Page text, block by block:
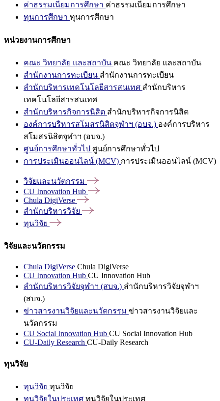
ค่าธรรมเนียมการศึกษา ค่าธรรมเนียมการศึกษา
ทุนการศึกษา ทุนการศึกษา
หน่วยงานการศึกษา
คณะ วิทยาลัย และสถาบัน คณะ วิทยาลัย และสถาบัน
สำนักงานการทะเบียน สำนักงานการทะเบียน
สำนักบริหารเทคโนโลยีสารสนเทศ สำนักบริหาร
เทคโนโลยีสารสนเทศ
สำนักบริหารกิจการนิสิต สำนักบริหารกิจการนิสิต
องค์การบริหารสโมสรนิสิตจุฬาฯ (อบจ.) องค์การบริหาร
สโมสรนิสิตจุฬาฯ (อบจ.)
ศูนย์การศึกษาทั่วไป ศูนย์การศึกษาทั่วไป
การประเมินออนไลน์ (MCV) การประเมินออนไลน์ (MCV)
วิจัยและนวัตกรรม
CU Innovation Hub
Chula DigiVerse
สำนักบริหารวิจัย
ทุนวิจัย
วิจัยและนวัตกรรม
Chula DigiVerse Chula DigiVerse
CU Innovation Hub CU Innovation Hub
สำนักบริหารวิจัยจุฬาฯ (สบจ.) สำนักบริหารวิจัยจุฬาฯ
(สบจ.)
ข่าวสารงานวิจัยและนวัตกรรม ข่าวสารงานวิจัยและ
นวัตกรรม
CU Social Innovation Hub CU Social Innovation Hub
CU-Daily Research CU-Daily Research
ทุนวิจัย
ทุนวิจัย ทุนวิจัย
ทุนวิจัยในประเทศ ทุนวิจัยในประเทศ